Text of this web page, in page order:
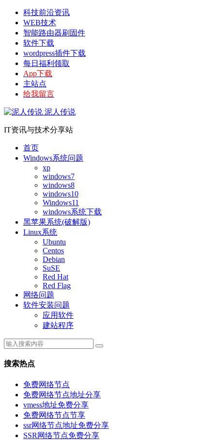
科技前沿资讯
WEB技术
智能路由器刷固件
软件下载
wordpress插件下载
每日福利领取
App下载
主站点
给我留言
泥人传说
IT资讯与技术分享站
首页
Windows系统问题
xp
windows7
windows8
windows10
Windows11
windows系统下载
黑苹果系统(破解版)
Linux系统
Ubuntu
Centos
Debian
SuSE
Red Hat
Red Flag
网络问题
软件安装问题
应用软件
建站程序
搜索热点
免费网络节点
免费网络节点地址分享
vmess地址免费分享
免费网络节点节享
ssr网络节点地址免费分享
SSR网络节点免费分享